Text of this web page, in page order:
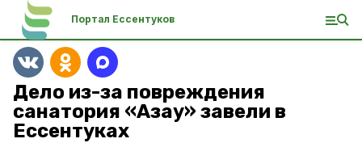
Портал Ессентуков
Дело из-за повреждения
санатория «Азау» завели в
Ессентуках